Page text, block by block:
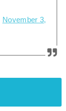
November 3,